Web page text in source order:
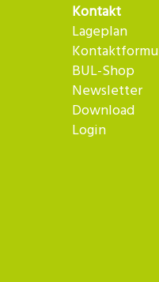
Kontakt
Lageplan
BUL-Shop
Newsletter
Download
Login